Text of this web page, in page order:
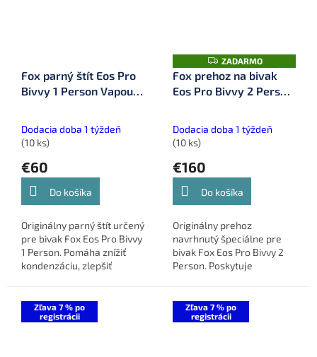
Fox parný štít Eos Pro
Bivvy 1 Person Vapour
Dodacia doba 1 týždeň
(10 ks)
€60
Do košíka
Originálny parný štít určený
pre bivak Fox Eos Pro Bivvy
1 Person. Pomáha znížiť
kondenzáciu, zlepšiť
bivaku.
Z
A
D
A
ZADARMO
Fox prehoz na bivak
Eos Pro Bivvy 2 Person
Dodacia doba 1 týždeň
(10 ks)
€160
Do košíka
Originálny prehoz
navrhnutý špeciálne pre
bivak Fox Eos Pro Bivvy 2
Person. Poskytuje
tepelnú izoláciu v
chladnejších podmienkach.
Zľava 7 % po
registrácii
Zľava 7 % po
registrácii